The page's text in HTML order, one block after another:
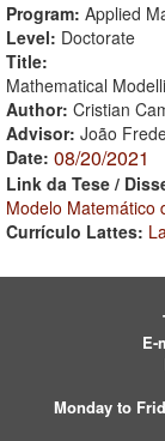
Program: Applied
Level: Doctorate
Title:
Mathematical
Author: Cristian
Advisor: João
Date: 08/20/2021
Link da Tese /
Modelo Matemático
Currículo Lattes:
E-
Monday to